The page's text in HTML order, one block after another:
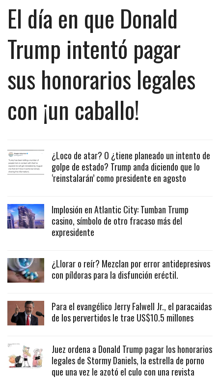
El día en que Donald
Trump intentó pagar
sus honorarios legales
con ¡un caballo!
¿Loco de atar? O ¿tiene planeado un intento de
golpe de estado? Trump anda diciendo que lo
‘reinstalarán’ como presidente en agosto
Implosión en Atlantic City: Tumban Trump
casino, símbolo de otro fracaso más del
expresidente
¿Llorar o reír? Mezclan por error antidepresivos
con píldoras para la disfunción eréctil.
Para el evangélico Jerry Falwell Jr., el paracaidas
de los pervertidos le trae US$10.5 millones
Juez ordena a Donald Trump pagar los honorarios
legales de Stormy Daniels, la estrella de porno
que una vez le azotó el culo con una revista